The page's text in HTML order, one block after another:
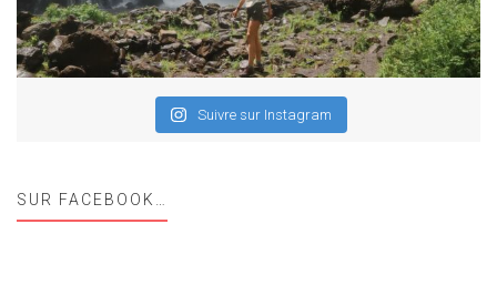
Suivre sur Instagram
SUR FACEBOOK…